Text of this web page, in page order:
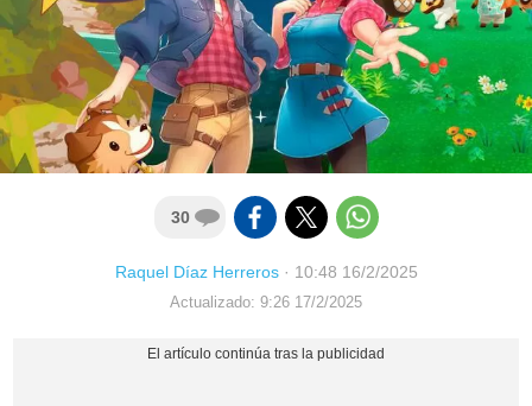
30
Raquel Díaz Herreros· 10:48 16/2/2025
Actualizado: 9:26 17/2/2025